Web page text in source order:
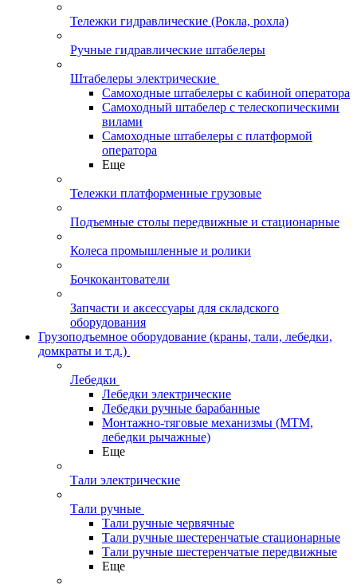
Тележки гидравлические (Рокла, рохла)
Ручные гидравлические штабелеры
Штабелеры электрические
Самоходные штабелеры с кабиной оператора
Самоходный штабелер с телескопическими
вилами
Самоходные штабелеры с платформой
оператора
Еще
Тележки платформенные грузовые
Подъемные столы передвижные и стационарные
Колеса промышленные и ролики
Бочкокантователи
Запчасти и аксессуары для складского
оборудования
Грузоподъемное оборудование (краны, тали, лебедки,
домкраты и т.д.)
Лебедки
Лебедки электрические
Лебедки ручные барабанные
Монтажно-тяговые механизмы (МТМ,
лебедки рычажные)
Еще
Тали электрические
Тали ручные
Тали ручные червячные
Тали ручные шестеренчатые стационарные
Тали ручные шестеренчатые передвижные
Еще